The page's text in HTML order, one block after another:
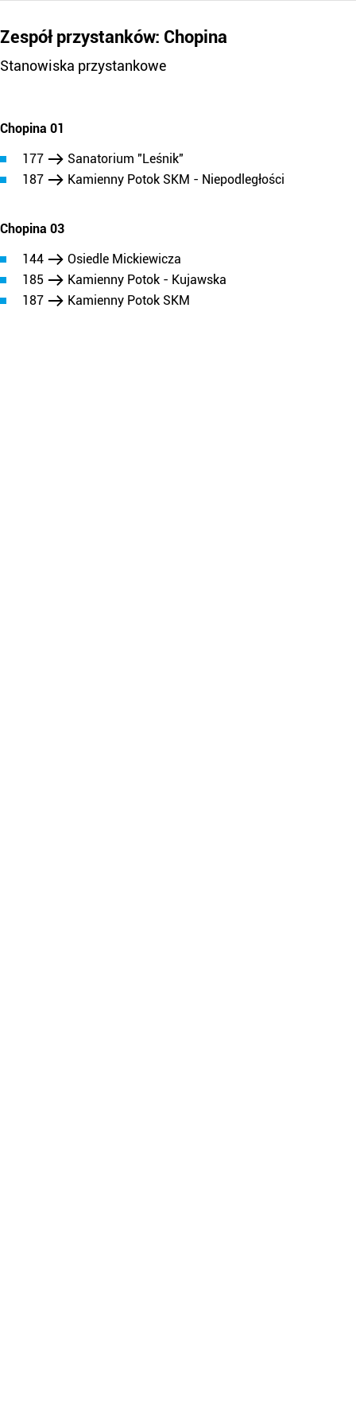
Zespół przystanków: Chopina
Stanowiska przystankowe
Chopina 01
177
Sanatorium "Leśnik"
187
Kamienny Potok SKM - Niepodległości
Chopina 03
144
Osiedle Mickiewicza
185
Kamienny Potok - Kujawska
187
Kamienny Potok SKM